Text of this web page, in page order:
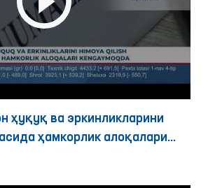
ҳуқуқ ва эркинликларини
ҳамкорлик алоқалари